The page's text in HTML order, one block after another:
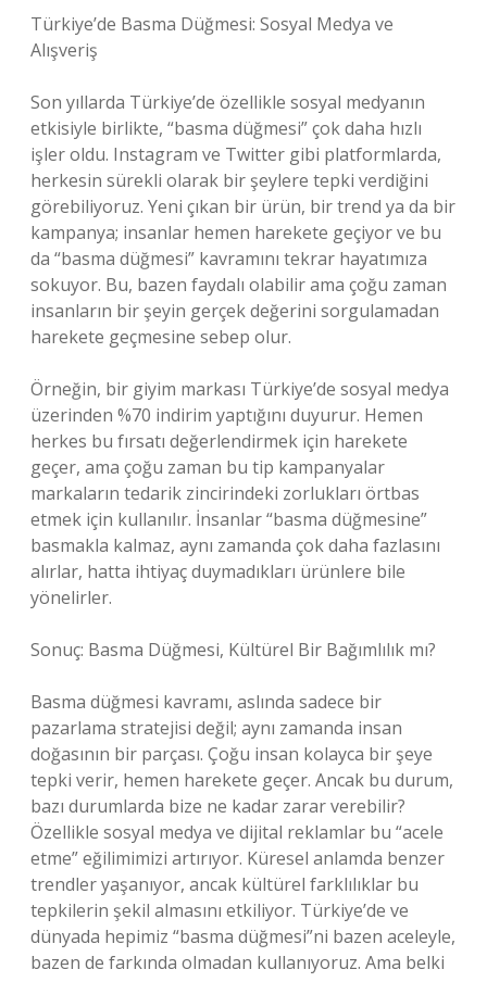
Türkiye’de Basma Düğmesi: Sosyal Medya ve
Alışveriş
Son yıllarda Türkiye’de özellikle sosyal medyanın
etkisiyle birlikte, “basma düğmesi” çok daha hızlı
işler oldu. Instagram ve Twitter gibi platformlarda,
herkesin sürekli olarak bir şeylere tepki verdiğini
görebiliyoruz. Yeni çıkan bir ürün, bir trend ya da bir
kampanya; insanlar hemen harekete geçiyor ve bu
da “basma düğmesi” kavramını tekrar hayatımıza
sokuyor. Bu, bazen faydalı olabilir ama çoğu zaman
insanların bir şeyin gerçek değerini sorgulamadan
harekete geçmesine sebep olur.
Örneğin, bir giyim markası Türkiye’de sosyal medya
üzerinden %70 indirim yaptığını duyurur. Hemen
herkes bu fırsatı değerlendirmek için harekete
geçer, ama çoğu zaman bu tip kampanyalar
markaların tedarik zincirindeki zorlukları örtbas
etmek için kullanılır. İnsanlar “basma düğmesine”
basmakla kalmaz, aynı zamanda çok daha fazlasını
alırlar, hatta ihtiyaç duymadıkları ürünlere bile
yönelirler.
Sonuç: Basma Düğmesi, Kültürel Bir Bağımlılık mı?
Basma düğmesi kavramı, aslında sadece bir
pazarlama stratejisi değil; aynı zamanda insan
doğasının bir parçası. Çoğu insan kolayca bir şeye
tepki verir, hemen harekete geçer. Ancak bu durum,
bazı durumlarda bize ne kadar zarar verebilir?
Özellikle sosyal medya ve dijital reklamlar bu “acele
etme” eğilimimizi artırıyor. Küresel anlamda benzer
trendler yaşanıyor, ancak kültürel farklılıklar bu
tepkilerin şekil almasını etkiliyor. Türkiye’de ve
dünyada hepimiz “basma düğmesi”ni bazen aceleyle,
bazen de farkında olmadan kullanıyoruz. Ama belki